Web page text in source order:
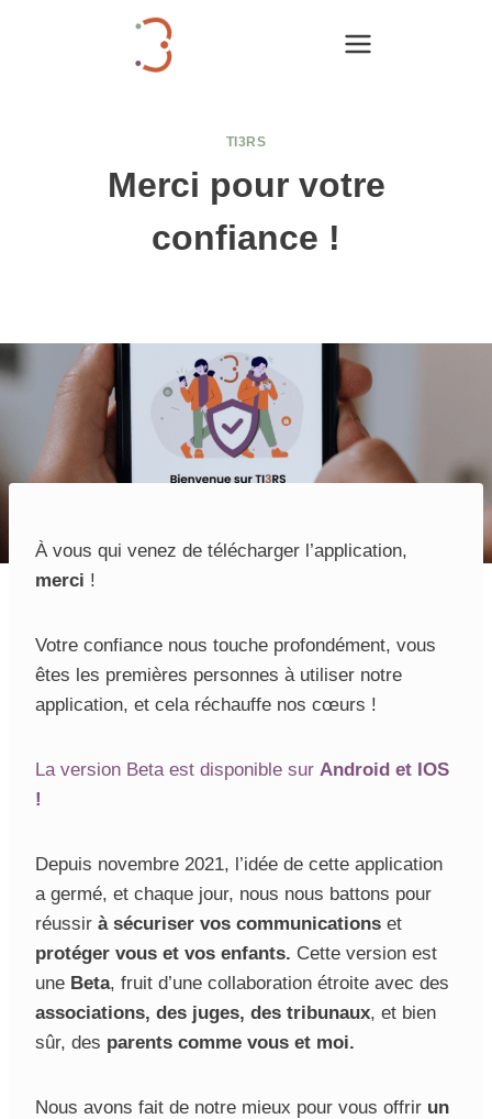
TI3RS
Merci pour votre
confiance !
À vous qui venez de télécharger l’application,
merci !
Votre confiance nous touche profondément, vous
êtes les premières personnes à utiliser notre
application, et cela réchauffe nos cœurs !
La version Beta est disponible sur Android et IOS
!
Depuis novembre 2021, l’idée de cette application
a germé, et chaque jour, nous nous battons pour
réussir à sécuriser vos communications et
protéger vous et vos enfants. Cette version est
une Beta, fruit d’une collaboration étroite avec des
associations, des juges, des tribunaux, et bien
sûr, des parents comme vous et moi.
Nous avons fait de notre mieux pour vous offrir un